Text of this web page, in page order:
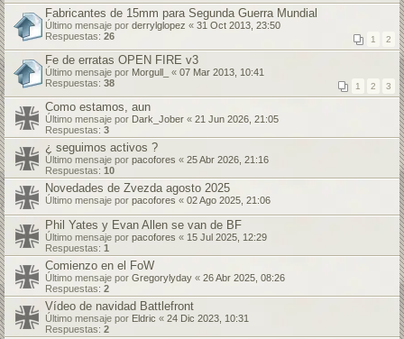
Fabricantes de 15mm para Segunda Guerra Mundial
Último mensaje por derrylglopez « 31 Oct 2013, 23:50
Respuestas: 26 1 2
Fe de erratas OPEN FIRE v3
Último mensaje por Morgull_ « 07 Mar 2013, 10:41
Respuestas: 38 1 2 3
Como estamos, aun
Último mensaje por Dark_Jober « 21 Jun 2026, 21:05
Respuestas: 3
¿ seguimos activos ?
Último mensaje por pacofores « 25 Abr 2026, 21:16
Respuestas: 10
Novedades de Zvezda agosto 2025
Último mensaje por pacofores « 02 Ago 2025, 21:06
Phil Yates y Evan Allen se van de BF
Último mensaje por pacofores « 15 Jul 2025, 12:29
Respuestas: 1
Comienzo en el FoW
Último mensaje por Gregorylyday « 26 Abr 2025, 08:26
Respuestas: 2
Vídeo de navidad Battlefront
Último mensaje por Eldric « 24 Dic 2023, 10:31
Respuestas: 2